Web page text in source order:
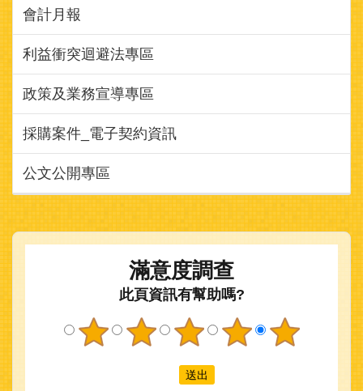
利益衝突迴避法專區
政策及業務宣導專區
採購案件_電子契約資訊
公文公開專區
滿意度調查
此頁資訊有幫助嗎?